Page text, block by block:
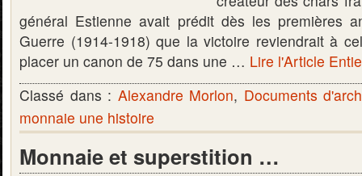
général Estienne avait prédit dès les premières
Guerre (1914-1918) que la victoire reviendrait à
placer un canon de 75 dans une … Lire l'Article
Classé dans : Alexandre Morlon, Documents
monnaie une histoire
Monnaie et superstition …